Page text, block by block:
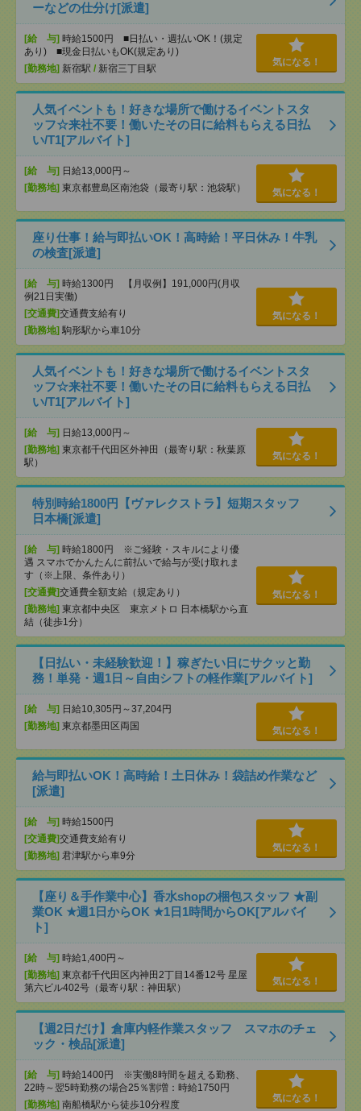
ーなどの仕分け[派遣]
[給 与] 時給1500円 ■日払い・週払いOK！(規定
あり) ■現金日払いもOK(規定あり)
[勤務地] 新宿駅 / 新宿三丁目駅
気になる！
人気イベントも！好きな場所で働けるイベントスタ
ッフ☆来社不要！働いたその日に給料もらえる日払
い/T1[アルバイト]
[給 与] 日給13,000円～
[勤務地] 東京都豊島区南池袋（最寄り駅：池袋駅） 気になる！
座り仕事！給与即払いOK！高時給！平日休み！牛乳
の検査[派遣]
[給 与] 時給1300円 【月収例】191,000円(月収
例21日実働)
[交通費]交通費支給有り
[勤務地] 駒形駅から車10分
気になる！
人気イベントも！好きな場所で働けるイベントスタ
ッフ☆来社不要！働いたその日に給料もらえる日払
い/T1[アルバイト]
[給 与] 日給13,000円～
[勤務地] 東京都千代田区外神田（最寄り駅：秋葉原
駅）
気になる！
特別時給1800円【ヴァレクストラ】短期スタッフ
日本橋[派遣]
[給 与] 時給1800円 ※ご経験・スキルにより優
遇 スマホでかんたんに前払いで給与が受け取れま
す（※上限、条件あり）
[交通費]交通費全額支給（規定あり）
[勤務地] 東京都中央区 東京メトロ 日本橋駅から直
結（徒歩1分）
気になる！
【日払い・未経験歓迎！】稼ぎたい日にサクッと勤
務！単発・週1日～自由シフトの軽作業[アルバイト]
[給 与] 日給10,305円～37,204円
[勤務地] 東京都墨田区両国 気になる！
給与即払いOK！高時給！土日休み！袋詰め作業など
[派遣]
[給 与] 時給1500円
[交通費]交通費支給有り
[勤務地] 君津駅から車9分
気になる！
【座り＆手作業中心】香水shopの梱包スタッフ ★副
業OK ★週1日からOK ★1日1時間からOK[アルバイ
ト]
[給 与] 時給1,400円～
[勤務地] 東京都千代田区内神田2丁目14番12号 星屋
第六ビル402号（最寄り駅：神田駅）
気になる！
【週2日だけ】倉庫内軽作業スタッフ スマホのチェ
ック・検品[派遣]
[給 与] 時給1400円 ※実働8時間を超える勤務、
22時～翌5時勤務の場合25％割増：時給1750円
[勤務地] 南船橋駅から徒歩10分程度
気になる！